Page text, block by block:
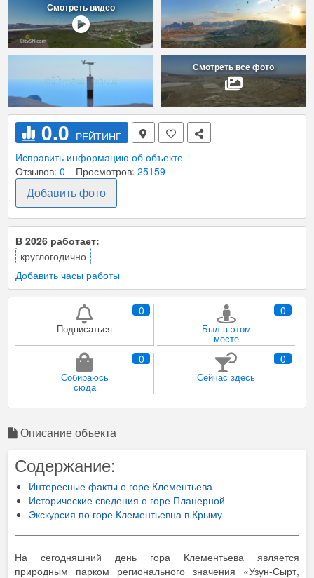
Смотреть видео
Смотреть все фото
0.0 РЕЙТИНГ
Исправить информацию об объекте
Отзывов: 0 Просмотров: 25159
Добавить фото
В 2026 работает:
круглогодично
Добавить часы работы
0
Подписаться
0
Был в этом
месте
0
Собираюсь
сюда
0
Сейчас здесь
Описание объекта
Содержание:
Интересные факты о горе Клементьева
Исторические сведения о горе Планерной
Экскурсия по горе Клементьевна в Крыму
На сегодняшний день гора Клементьева является
природным парком регионального значения «Узун-Сырт,